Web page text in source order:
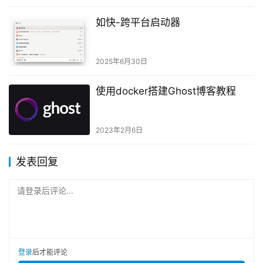
如快-跨平台启动器
2025年6月30日
使用docker搭建Ghost博客教程
2023年2月6日
发表回复
请登录后评论...
登录后才能评论